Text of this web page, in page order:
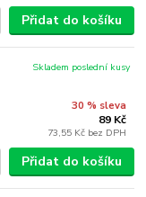
Přidat do košíku
30 % sleva
89 Kč
73,55 Kč bez DPH
Skladem poslední kusy
Přidat do košíku